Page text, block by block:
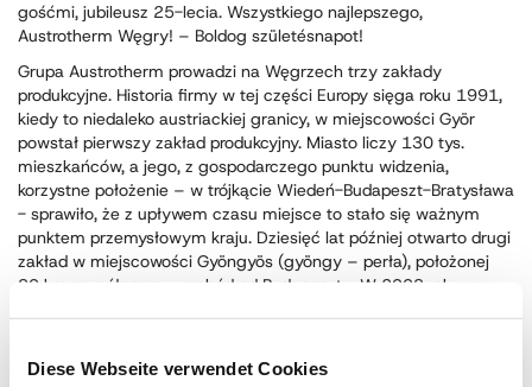
Diese Webseite verwendet Cookies
gośćmi, jubileusz 25-lecia. Wszystkiego najlepszego,
Austrotherm Węgry! – Boldog születésnapot!
Grupa Austrotherm prowadzi na Węgrzech trzy zakłady
produkcyjne. Historia firmy w tej części Europy sięga roku 1991,
kiedy to niedaleko austriackiej granicy, w miejscowości Györ
powstał pierwszy zakład produkcyjny. Miasto liczy 130 tys.
mieszkańców, a jego, z gospodarczego punktu widzenia,
korzystne położenie – w trójkącie Wiedeń-Budapeszt-Bratysława
- sprawiło, że z upływem czasu miejsce to stało się ważnym
punktem przemysłowym kraju. Dziesięć lat później otwarto drugi
zakład w miejscowości Gyöngyös (gyöngy – perła), położonej
80 km na północny-wschód od Budapesztu. W 2008 roku
przy autostradzie, biegnącej od Budapesztu do miejscowości